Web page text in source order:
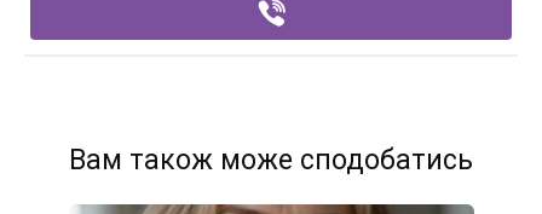
Вам також може сподобатись